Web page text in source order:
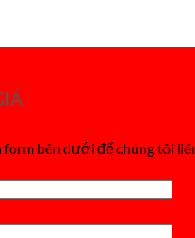
bên dưới để chúng tôi